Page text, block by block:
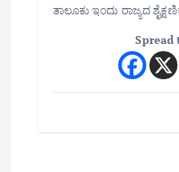
ತಾಲೂಕು ಇಂದು ರಾಜ್ಯದ
Spread